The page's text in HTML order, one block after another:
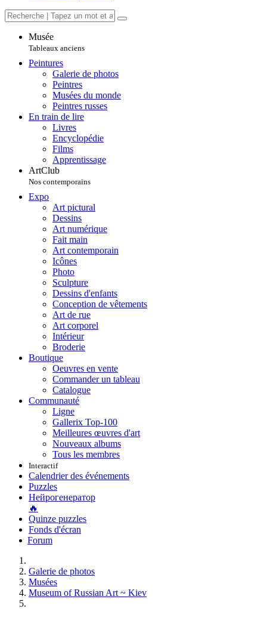
Musée
Tableaux anciens
Peintures
Galerie de photos
Peintres
Musées du monde
Peintres russes
En train de lire
Livres
Encyclopédie
Films
Apprentissage
ArtClub
Nos contemporains
Expo
Art pictural
Dessins
Art numérique
Fait main
Art contemporain
Icônes
Photo
Sculpture
Dessins d'enfants
Conception de vêtements
Art de rue
Art corporel
Intérieur
Broderie
Boutique
Oeuvres en vente
Commander un tableau
Catalogue
Communauté
Ligne
Gallerix Top-100
Meilleures œuvres d'art
Nouveaux albums
Tous les membres
Interactif
Calendrier des événements
Puzzles
Нейрогенератор
🔥
Quinze puzzles
Fonds d'écran
Forum
Galerie de photos
Musées
Museum of Russian Art ~ Kiev